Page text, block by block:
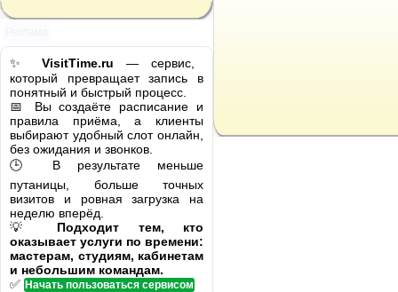
✨ VisitTime.ru — сервис,
который превращает запись в
понятный и быстрый процесс.
📅 Вы создаёте расписание и
правила приёма, а клиенты
выбирают удобный слот онлайн,
без ожидания и звонков.
🕒 В результате меньше
путаницы, больше точных
визитов и ровная загрузка на
неделю вперёд.
💡 Подходит тем, кто
оказывает услуги по времени:
мастерам, студиям, кабинетам
и небольшим командам.
✅ Начать пользоваться сервисом